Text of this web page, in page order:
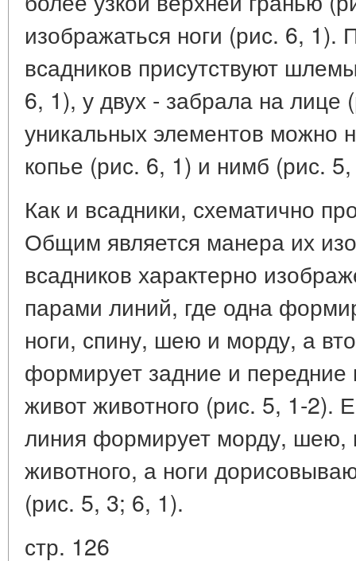
изображаться ноги (рис. 6, 1).
всадников присутствуют
6, 1), у двух - забрала на лице
уникальных элементов можно
копье (рис. 6, 1) и нимб (рис.
Как и всадники, схематично
Общим является манера их
всадников характерно
парами линий, где одна
ноги, спину, шею и морду, а
формирует задние и передние
живот животного (рис. 5, 1-2).
линия формирует морду, шею,
животного, а ноги
(рис. 5, 3; 6, 1).
стр. 126